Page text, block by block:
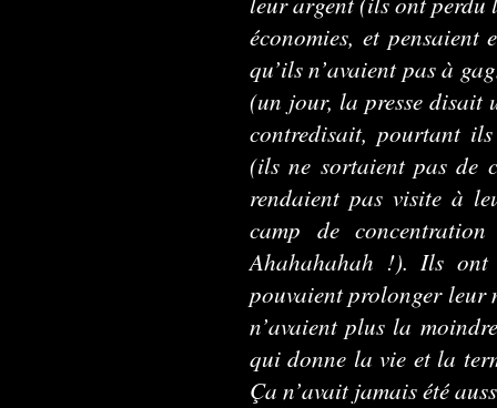
économies, et pensaient
qu’ils n’avaient pas à
(un jour, la presse disait
contredisait, pourtant
(ils ne sortaient pas de
rendaient pas visite à
camp de
Ahahahahah !). Ils ont
pouvaient prolonger leur
n’avaient plus la
qui donne la vie et la
Ça n’avait jamais été